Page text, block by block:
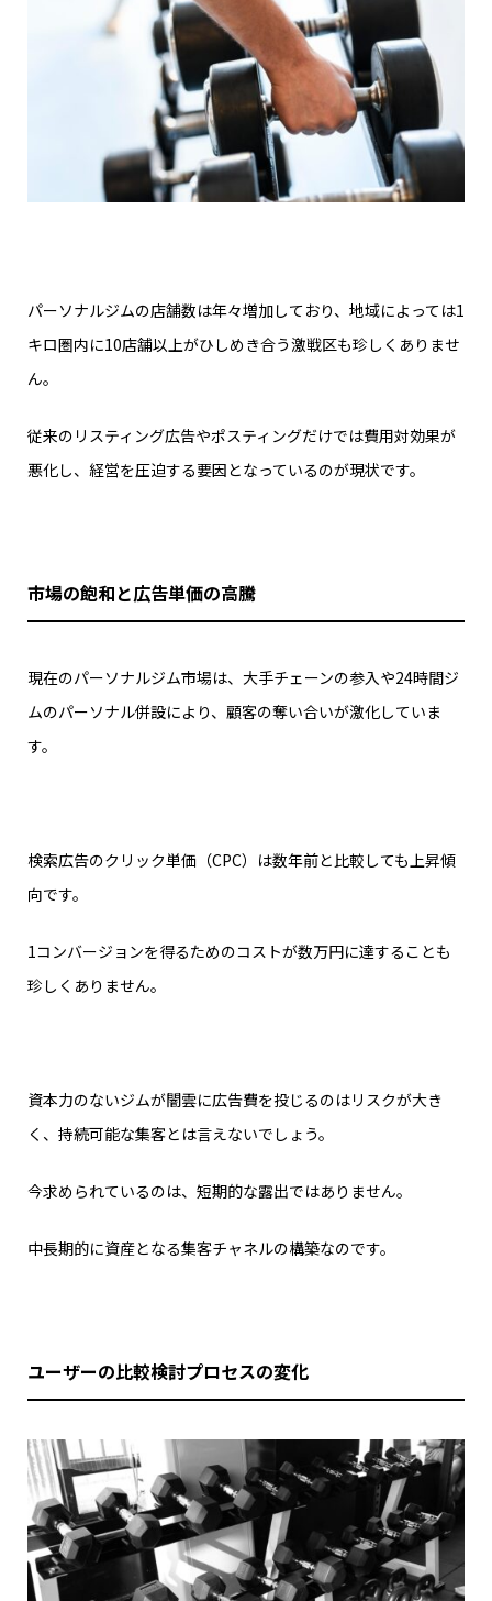
パーソナルジムの店舗数は年々増加しており、地域によっては1
キロ圏内に10店舗以上がひしめき合う激戦区も珍しくありませ
ん。
従来のリスティング広告やポスティングだけでは費用対効果が
悪化し、経営を圧迫する要因となっているのが現状です。
市場の飽和と広告単価の高騰
現在のパーソナルジム市場は、大手チェーンの参入や24時間ジ
ムのパーソナル併設により、顧客の奪い合いが激化していま
す。
検索広告のクリック単価（CPC）は数年前と比較しても上昇傾
向です。
1コンバージョンを得るためのコストが数万円に達することも
珍しくありません。
資本力のないジムが闇雲に広告費を投じるのはリスクが大き
く、持続可能な集客とは言えないでしょう。
今求められているのは、短期的な露出ではありません。
中長期的に資産となる集客チャネルの構築なのです。
ユーザーの比較検討プロセスの変化